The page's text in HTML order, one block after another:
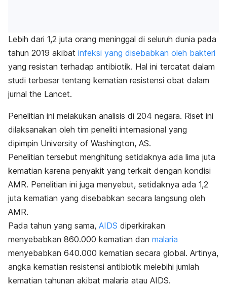
Lebih dari 1,2 juta orang meninggal di seluruh dunia pada
tahun 2019 akibat infeksi yang disebabkan oleh bakteri
yang resistan terhadap antibiotik. Hal ini tercatat dalam
studi terbesar tentang kematian resistensi obat dalam
jurnal the Lancet.
Penelitian ini melakukan analisis di 204 negara. Riset ini
dilaksanakan oleh tim peneliti internasional yang
dipimpin University of Washington, AS.
Penelitian tersebut menghitung setidaknya ada lima juta
kematian karena penyakit yang terkait dengan kondisi
AMR. Penelitian ini juga menyebut, setidaknya ada 1,2
juta kematian yang disebabkan secara langsung oleh
AMR.
Pada tahun yang sama, AIDS diperkirakan
menyebabkan 860.000 kematian dan malaria
menyebabkan 640.000 kematian secara global. Artinya,
angka kematian resistensi antibiotik melebihi jumlah
kematian tahunan akibat malaria atau AIDS.